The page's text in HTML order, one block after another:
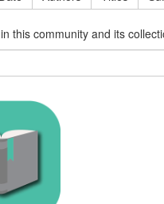
this community and its